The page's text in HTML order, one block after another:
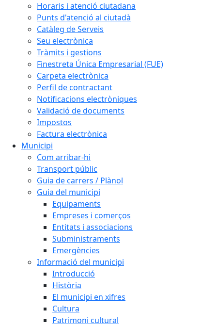
Horaris i atenció ciutadana
Punts d'atenció al ciutadà
Catàleg de Serveis
Seu electrònica
Tràmits i gestions
Finestreta Única Empresarial (FUE)
Carpeta electrònica
Perfil de contractant
Notificacions electròniques
Validació de documents
Impostos
Factura electrònica
Municipi
Com arribar-hi
Transport públic
Guia de carrers / Plànol
Guia del municipi
Equipaments
Empreses i comerços
Entitats i associacions
Subministraments
Emergències
Informació del municipi
Introducció
Història
El municipi en xifres
Cultura
Patrimoni cultural